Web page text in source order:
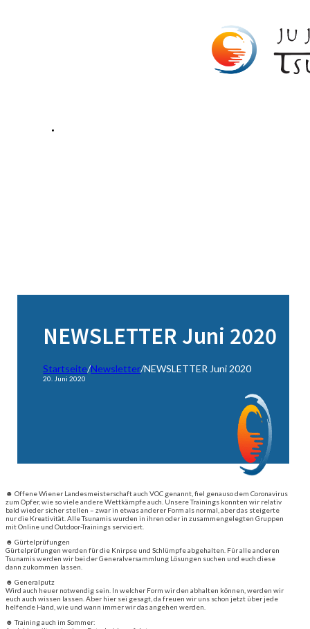
NEWSLETTER Juni 2020
Startseite/Newsletter/NEWSLETTER Juni 2020
20. Juni 2020
☻ Offene Wiener Landesmeisterschaft auch VOC genannt, fiel genauso dem Coronavirus
zum Opfer, wie so viele andere Wettkämpfe auch. Unsere Trainings konnten wir relativ
bald wieder sicher stellen – zwar in etwas anderer Form als normal, aber das steigerte
nur die Kreativität. Alle Tsunamis wurden in ihren oder in zusammengelegten Gruppen
mit Online und Outdoor-Trainings serviciert.
☻ Gürtelprüfungen
Gürtelprüfungen werden für die Knirpse und Schlümpfe abgehalten. Für alle anderen
Tsunamis werden wir bei der Generalversammlung Lösungen suchen und euch diese
dann zukommen lassen.
☻ Generalputz
Wird auch heuer notwendig sein. In welcher Form wir den abhalten können, werden wir
euch auch wissen lassen. Aber hier sei gesagt, da freuen wir uns schon jetzt über jede
helfende Hand, wie und wann immer wir das angehen werden.
☻ Training auch im Sommer: